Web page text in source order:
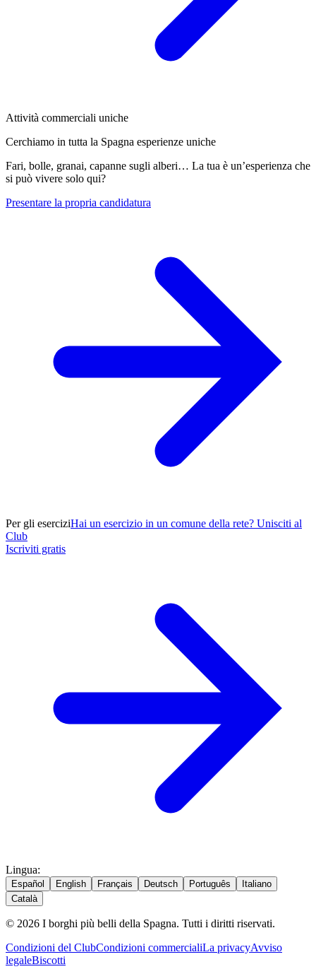
Attività commerciali uniche
Cerchiamo in tutta la Spagna esperienze uniche
Fari, bolle, granai, capanne sugli alberi… La tua è un’esperienza che
si può vivere solo qui?
Presentare la propria candidatura
Per gli eserciziHai un esercizio in un comune della rete? Unisciti al
Club
Iscriviti gratis
Lingua:
Español English Français Deutsch Português
Italiano
Català
© 2026 I borghi più belli della Spagna. Tutti i diritti riservati.
Condizioni del ClubCondizioni commercialiLa privacyAvviso
legaleBiscotti